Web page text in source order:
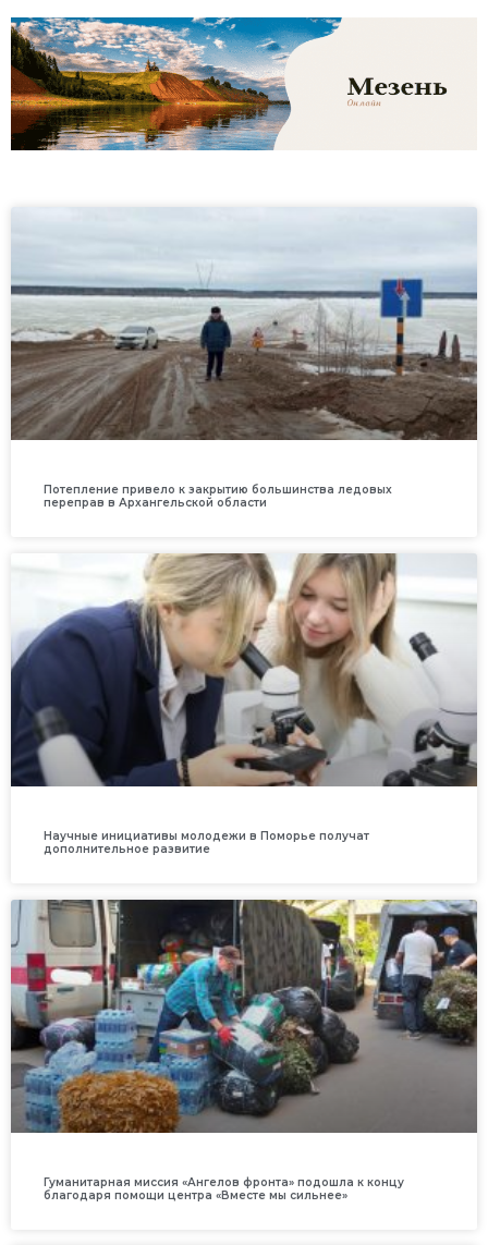
Потепление привело к закрытию большинства ледовых
переправ в Архангельской области
Научные инициативы молодежи в Поморье получат
дополнительное развитие
Гуманитарная миссия «Ангелов фронта» подошла к концу
благодаря помощи центра «Вместе мы сильнее»